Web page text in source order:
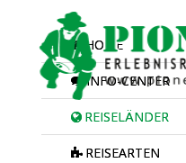
HOME
INFO-CENTER
REISELÄNDER
REISEARTEN